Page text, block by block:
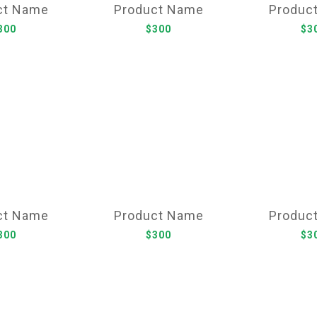
Name Product Name
$300
Name Product Name
$300